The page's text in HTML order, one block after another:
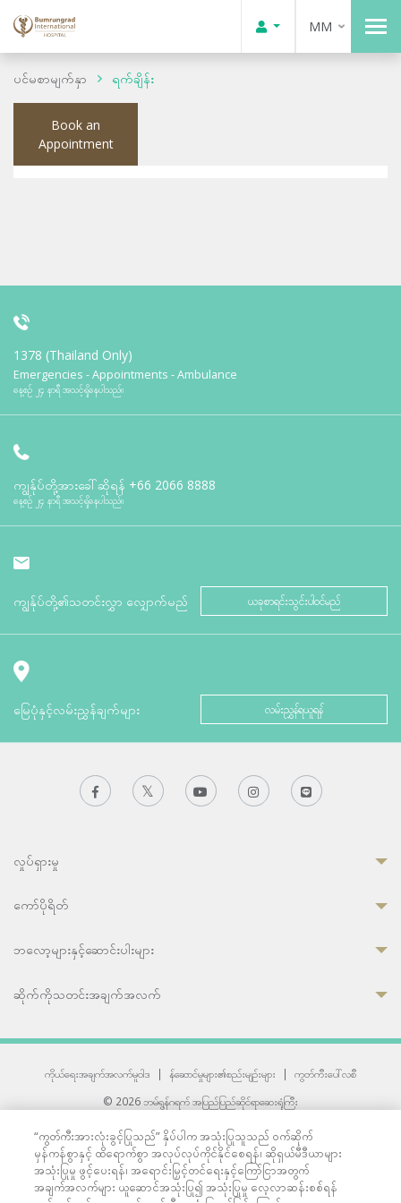
MM
ပင်မစာမျက်နှာ ရက်ချိန်း
Book an
Appointment
1378 (Thailand Only)
Emergencies - Appointments - Ambulance
နေ့စဉ် ၂၄ နာရီ အသင့်ရှိနေပါသည်။
ကျွန်ုပ်တို့အားခေါ်ဆိုရန် +66 2066 8888
နေ့စဉ် ၂၄ နာရီ အသင့်ရှိနေပါသည်။
ကျွန်ုပ်တို့၏သတင်းလွှာ လျှောက်မည် ယခုစာရင်းသွင်းပါဝင်မည်
မြေပုံနှင့်လမ်းညွှန်ချက်များ လမ်းညွှန်ရယူရန်
လှုပ်ရှားမှု
ကော်ပိုရိတ်
ဘလော့များနှင့်ဆောင်းပါးများ
ဆိုက်ကိုသတင်းအချက်အလက်
ကိုယ်ရေးအချက်အလက်မူဝါဒ | န်ဆောင်မှုများ၏စည်းမျဉ်းများ |
ကွတ်ကီးပေါ်လစီ
© 2026 ဘမ်ရွန်ဂရက် အပြည်ပြည်ဆိုင်ရာဆေးရုံကြီး
33 Sukhumvit 3, Wattana, Bangkok 10110 Thailand.
All rights reserved.
“ကွတ်ကီးအားလုံးခွင့်ပြုသည်” နှိပ်ပါက အသုံးပြုသူသည် ဝက်ဆိုက်
မှန်ကန်စွာနှင့် ထိရောက်စွာ အလုပ်လုပ်ကိုင်နိုင်စေရန်၊ ဆိုရှယ်မီဒီယာများ
အသုံးပြုမှု ဖွင့်ပေးရန်၊ အရောင်းမြှင့်တင်ရေးနှင့်ကြော်ငြာအတွက်
အချက်အလက်များ ယူဆောင်အသုံးပြု၍ အသုံးပြုမှု လေ့လာဆန်းစစ်ရန်